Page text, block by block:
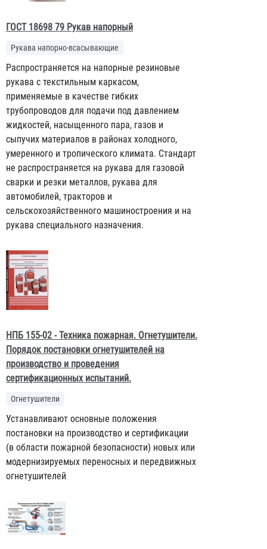
ГОСТ 18698 79 Рукав напорный
Рукава напорно-всасывающие
Распространяется на напорные резиновые
рукава с текстильным каркасом,
применяемые в качестве гибких
трубопроводов для подачи под давлением
жидкостей, насыщенного пара, газов и
сыпучих материалов в районах холодного,
умеренного и тропического климата. Стандарт
не распространяется на рукава для газовой
сварки и резки металлов, рукава для
автомобилей, тракторов и
сельскохозяйственного машиностроения и на
рукава специального назначения.
НПБ 155-02 - Техника пожарная. Огнетушители.
Порядок постановки огнетушителей на
производство и проведения
сертификационных испытаний.
Огнетушители
Устанавливают основные положения
постановки на производство и сертификации
(в области пожарной безопасности) новых или
модернизируемых переносных и передвижных
огнетушителей